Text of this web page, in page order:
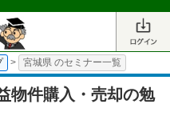
> 宮城県 のセミナー一覧
物件購入・売却の勉